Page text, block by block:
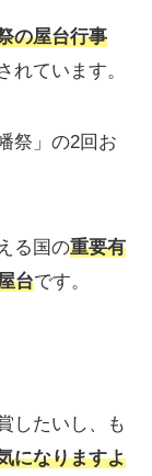
の屋台行事
れています。
祭」の2回お
る国の重要有
台です。
したいし、も
になりますよ